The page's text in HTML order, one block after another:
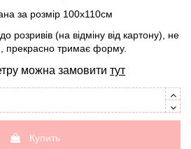
за розмір 100х110см
розривів (на відміну від картону), не
прекрасно тримає форму.
можна замовити тут
Купить